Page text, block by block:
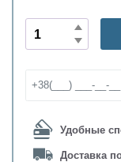
Удобные
Доставка